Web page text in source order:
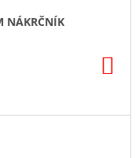
NÁKRČNÍK